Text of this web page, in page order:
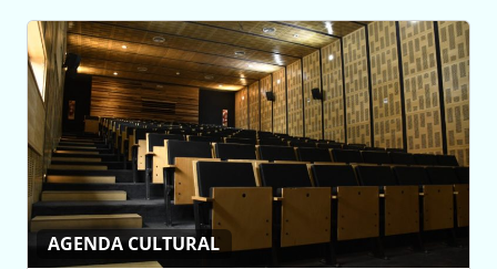
AGENDA CULTURAL